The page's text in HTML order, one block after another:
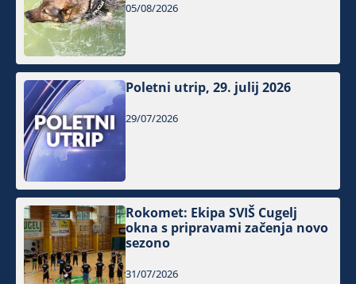
05/08/2026
Poletni utrip, 29. julij 2026
29/07/2026
Rokomet: Ekipa SVIŠ Cugelj
okna s pripravami začenja novo
sezono
31/07/2026